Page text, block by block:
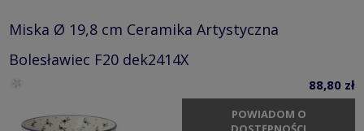
Miska Ø 19,8 cm Ceramika Artystyczna
Bolesławiec F20 dek2414X
88,80 zł
POWIADOM O